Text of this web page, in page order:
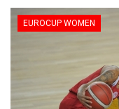
EUROCUP WOMEN